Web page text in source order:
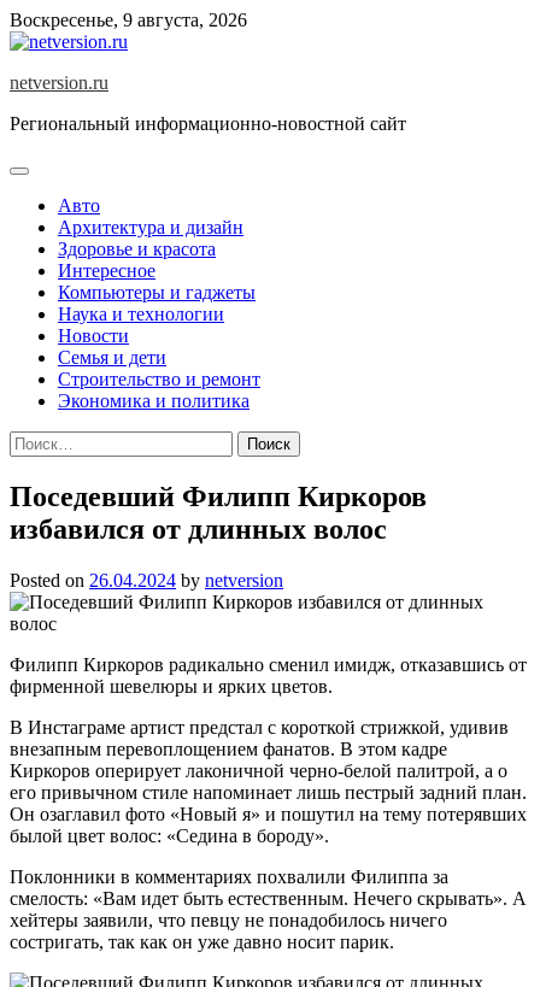
Skip
to
Воскресенье, 9 августа, 2026
netversion.ru
Региональный информационно-новостной сайт
Авто
Архитектура и дизайн
Здоровье и красота
Интересное
Компьютеры и гаджеты
Наука и технологии
Новости
Семья и дети
Строительство и ремонт
Экономика и политика
Найти:
Поседевший Филипп Киркоров
избавился от длинных волос
Posted on 26.04.2024 by netversion
Филипп Киркоров радикально сменил имидж, отказавшись от
фирменной шевелюры и ярких цветов.
В Инстаграме артист предстал с короткой стрижкой, удивив
внезапным перевоплощением фанатов. В этом кадре
Киркоров оперирует лаконичной черно-белой палитрой, а о
его привычном стиле напоминает лишь пестрый задний план.
Он озаглавил фото «Новый я» и пошутил на тему потерявших
былой цвет волос: «Седина в бороду».
Поклонники в комментариях похвалили Филиппа за
смелость: «Вам идет быть естественным. Нечего скрывать». А
хейтеры заявили, что певцу не понадобилось ничего
состригать, так как он уже давно носит парик.